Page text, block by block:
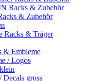
Racks & Zubehör
& Zubehör
Racks & Träger
& Embleme
/ Logos
Decals gross